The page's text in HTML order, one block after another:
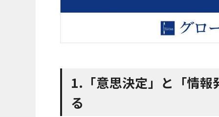
1.「意思決定」と「情
る